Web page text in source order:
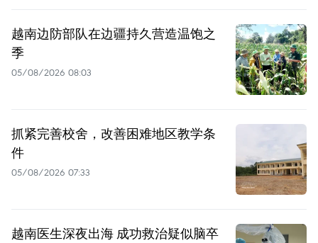
越南边防部队在边疆持久营造温饱之
季
05/08/2026 08:03
抓紧完善校舍，改善困难地区教学条
件
05/08/2026 07:33
越南医生深夜出海 成功救治疑似脑卒